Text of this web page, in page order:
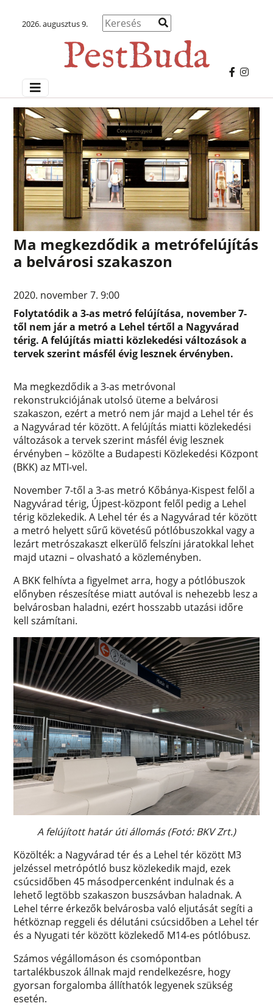
2026. augusztus 9.
Ma megkezdődik a metrófelújítás
a belvárosi szakaszon
2020. november 7. 9:00
Folytatódik a 3-as metró felújítása, november 7-
től nem jár a metró a Lehel tértől a Nagyvárad
térig. A felújítás miatti közlekedési változások a
tervek szerint másfél évig lesznek érvényben.
Ma megkezdődik a 3-as metróvonal
rekonstrukciójának utolsó üteme a belvárosi
szakaszon, ezért a metró nem jár majd a Lehel tér és
a Nagyvárad tér között. A felújítás miatti közlekedési
változások a tervek szerint másfél évig lesznek
érvényben – közölte a Budapesti Közlekedési Központ
(BKK) az MTI-vel.
November 7-től a 3-as metró Kőbánya-Kispest felől a
Nagyvárad térig, Újpest-központ felől pedig a Lehel
térig közlekedik. A Lehel tér és a Nagyvárad tér között
a metró helyett sűrű követésű pótlóbuszokkal vagy a
lezárt metrószakaszt elkerülő felszíni járatokkal lehet
majd utazni – olvasható a közleményben.
A BKK felhívta a figyelmet arra, hogy a pótlóbuszok
előnyben részesítése miatt autóval is nehezebb lesz a
belvárosban haladni, ezért hosszabb utazási időre
kell számítani.
A felújított határ úti állomás (Fotó: BKV Zrt.)
Közölték: a Nagyvárad tér és a Lehel tér között M3
jelzéssel metrópótló busz közlekedik majd, ezek
csúcsidőben 45 másodpercenként indulnak és a
lehető legtöbb szakaszon buszsávban haladnak. A
Lehel térre érkezők belvárosba való eljutását segíti a
hétköznap reggeli és délutáni csúcsidőben a Lehel tér
és a Nyugati tér között közlekedő M14-es pótlóbusz.
Számos végállomáson és csomópontban
tartalékbuszok állnak majd rendelkezésre, hogy
gyorsan forgalomba állíthatók legyenek szükség
esetén.